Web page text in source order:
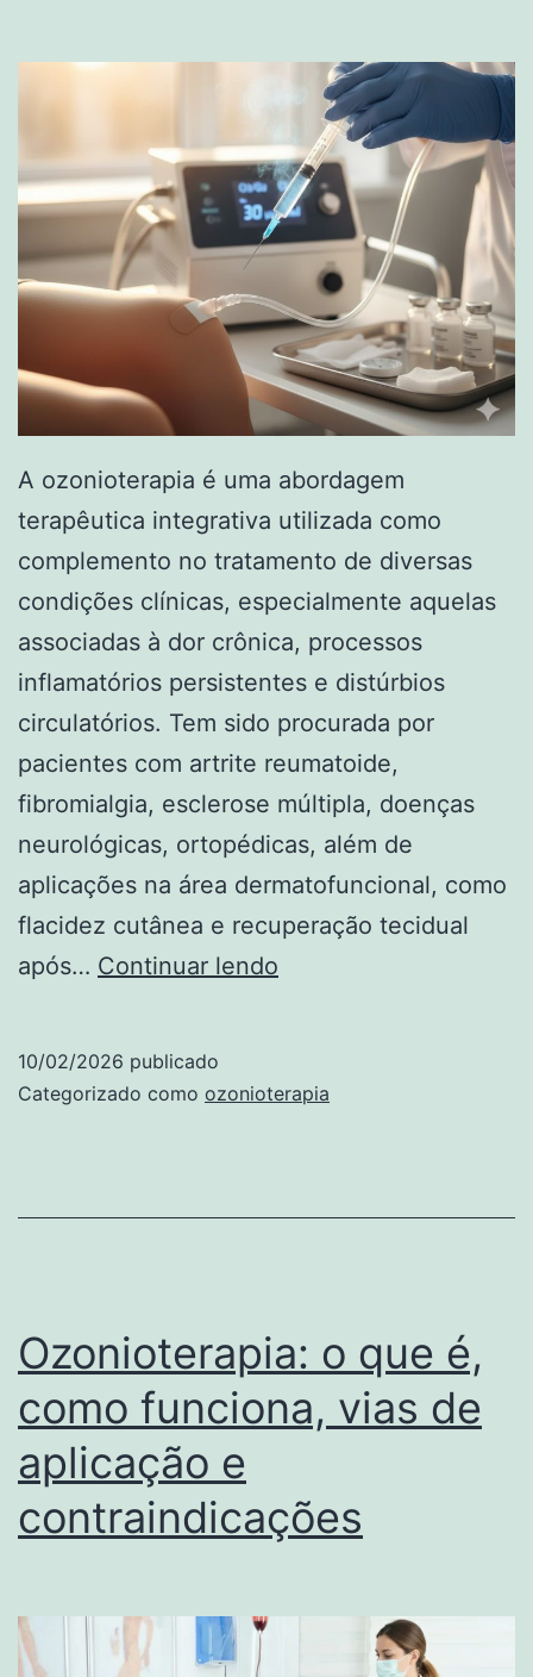
A ozonioterapia é uma abordagem
terapêutica integrativa utilizada como
complemento no tratamento de diversas
condições clínicas, especialmente aquelas
associadas à dor crônica, processos
inflamatórios persistentes e distúrbios
circulatórios. Tem sido procurada por
pacientes com artrite reumatoide,
fibromialgia, esclerose múltipla, doenças
neurológicas, ortopédicas, além de
aplicações na área dermatofuncional, como
flacidez cutânea e recuperação tecidual
após… Continuar lendo
benefícios
10/02/2026 publicado
Categorizado como ozonioterapia
Ozonioterapia: o que é,
como funciona, vias de
aplicação e
contraindicações